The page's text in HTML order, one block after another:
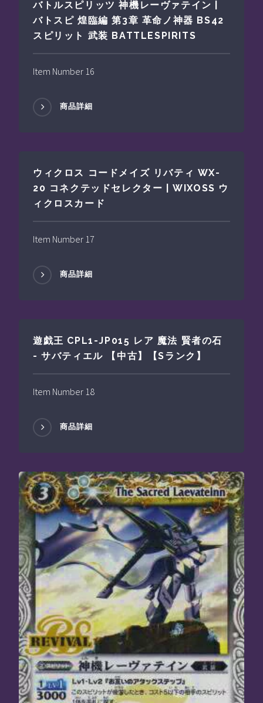
バトルスピリッツ 神機レーヴァテイン |
バトスピ 煌臨編 第3章 革命ノ神器 BS42
スピリット 武装 BATTLESPIRITS
Item Number 16
商品詳細
ウィクロス コードメイズ リバティ WX-
20 コネクテッドセレクター | WIXOSS ウ
ィクロスカード
Item Number 17
商品詳細
遊戯王 CPL1-JP015 レア 魔法 賢者の石
- サバティエル 【中古】【Sランク】
Item Number 18
商品詳細